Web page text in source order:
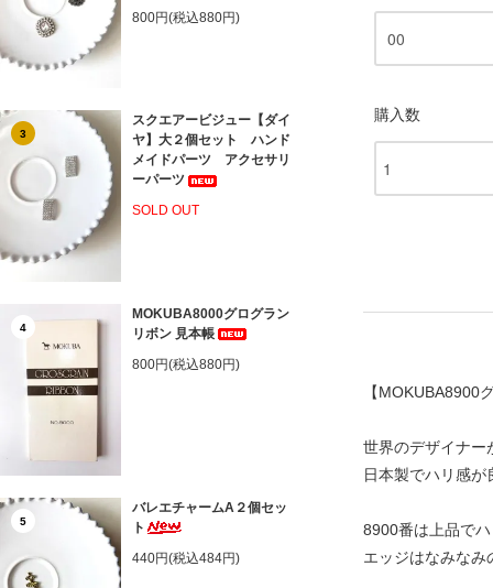
800円(税込880円)
3
スクエアービジュー【ダイ
ヤ】大２個セット ハンド
メイドパーツ アクセサリ
ーパーツ
SOLD OUT
4
MOKUBA8000グログラン
リボン 見本帳
800円(税込880円)
5
バレエチャームA２個セッ
ト
440円(税込484円)
購入数
【MOKUBA8900
世界のデザイナー
日本製でハリ感
8900番は上品で
エッジはなみなみ